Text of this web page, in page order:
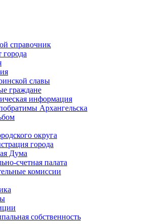
справочник
города
славы
граждане
информация
Архангельска
округа
города
Дума
счетная палата
комиссии
собственность